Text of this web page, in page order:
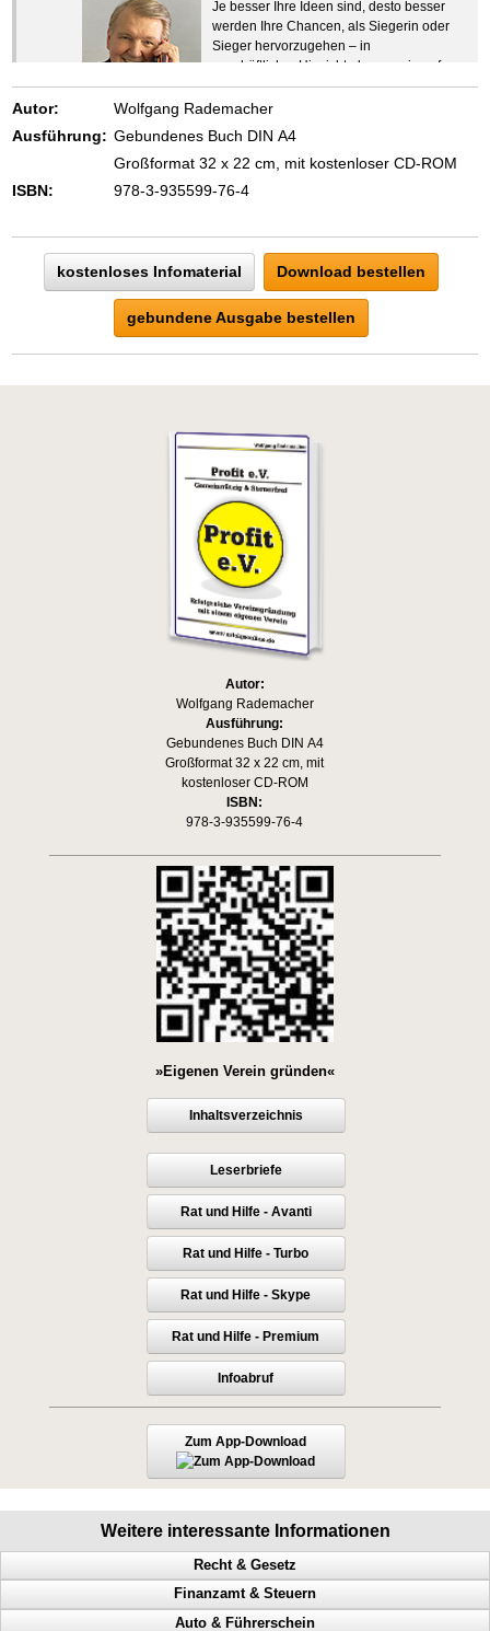
Je besser Ihre Ideen sind, desto besser
werden Ihre Chancen, als Siegerin oder
Sieger hervorzugehen – in
geschäftlicher Hinsicht ebenso wie auf
beruflichem oder privatem Gebiet. Denn
eins ist todsicher:
Zeigen Sie mit der Maus hierhin, um
Autor:
Wolfgang Rademacher
Ausführung: Gebundenes Buch DIN A4
Großformat 32 x 22 cm, mit kostenloser CD-ROM
ISBN:
978-3-935599-76-4
kostenloses Infomaterial Download bestellen
gebundene Ausgabe bestellen
Autor:
Wolfgang Rademacher
Ausführung:
Gebundenes Buch DIN A4
Großformat 32 x 22 cm, mit
kostenloser CD-ROM
ISBN:
978-3-935599-76-4
»Eigenen Verein gründen«
Inhaltsverzeichnis
Leserbriefe
Rat und Hilfe - Avanti
Rat und Hilfe - Turbo
Rat und Hilfe - Skype
Rat und Hilfe - Premium
Infoabruf
Zum App-Download
Weitere interessante Informationen
Recht & Gesetz
Prozess, Gericht, Fehlentscheidungen, Richter
Finanzamt & Steuern
Auto & Führerschein